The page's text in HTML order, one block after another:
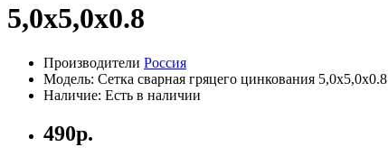
5,0x5,0x0.8
Производители Россия
Модель: Сетка сварная гряцего цинкования 5,0x5,0x0.8
Наличие: Есть в наличии
490р.